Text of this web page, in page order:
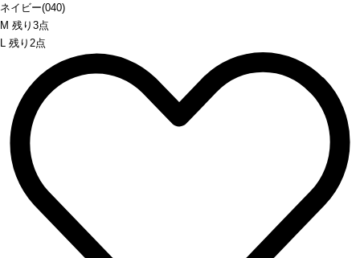
ネイビー(040)
M 残り3点
L 残り2点